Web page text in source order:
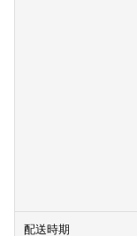
配送時期